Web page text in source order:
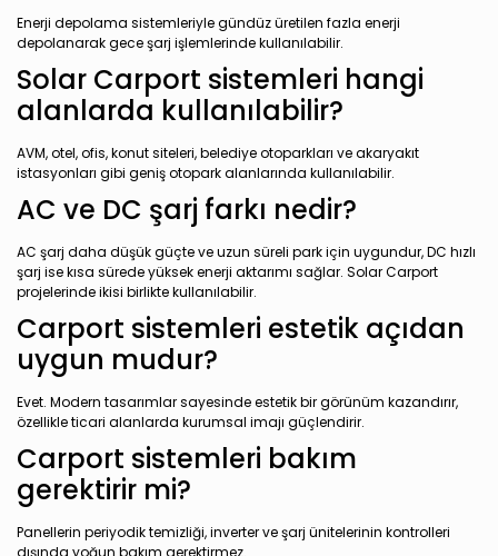
Enerji depolama sistemleriyle gündüz üretilen fazla enerji
depolanarak gece şarj işlemlerinde kullanılabilir.
Solar Carport sistemleri hangi
alanlarda kullanılabilir?
AVM, otel, ofis, konut siteleri, belediye otoparkları ve akaryakıt
istasyonları gibi geniş otopark alanlarında kullanılabilir.
AC ve DC şarj farkı nedir?
AC şarj daha düşük güçte ve uzun süreli park için uygundur, DC hızlı
şarj ise kısa sürede yüksek enerji aktarımı sağlar. Solar Carport
projelerinde ikisi birlikte kullanılabilir.
Carport sistemleri estetik açıdan
uygun mudur?
Evet. Modern tasarımlar sayesinde estetik bir görünüm kazandırır,
özellikle ticari alanlarda kurumsal imajı güçlendirir.
Carport sistemleri bakım
gerektirir mi?
Panellerin periyodik temizliği, inverter ve şarj ünitelerinin kontrolleri
dışında yoğun bakım gerektirmez.